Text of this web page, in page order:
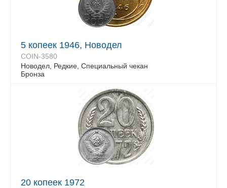
5 копеек 1946, Новодел
COIN-3580
Новодел, Редкие, Специальный чекан
Бронза
20 копеек 1972